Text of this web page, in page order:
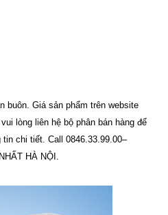
buôn. Giá sản phẩm trên website
lòng liên hệ bộ phân bán hàng để
chi tiết. Call 0846.33.99.00–
HÀ NỘI.